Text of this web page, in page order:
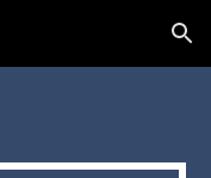
Skip to navigation